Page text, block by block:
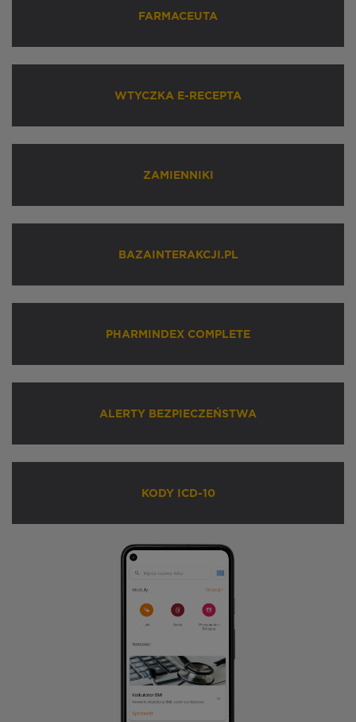
FARMACEUTA
WTYCZKA E-RECEPTA
ZAMIENNIKI
BAZAINTERAKCJI.PL
PHARMINDEX COMPLETE
ALERTY BEZPIECZEŃSTWA
KODY ICD-10